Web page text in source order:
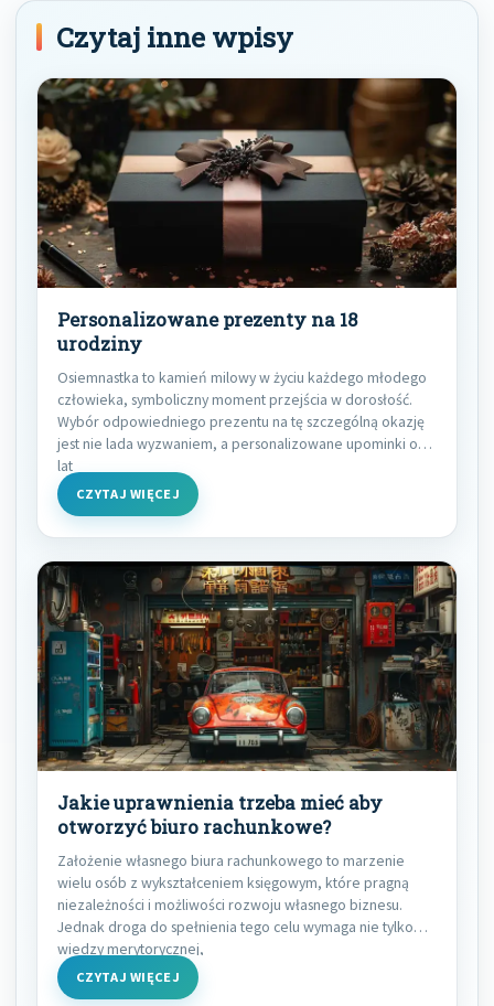
Czytaj inne wpisy
Personalizowane prezenty na 18
urodziny
Osiemnastka to kamień milowy w życiu każdego młodego
człowieka, symboliczny moment przejścia w dorosłość.
Wybór odpowiedniego prezentu na tę szczególną okazję
jest nie lada wyzwaniem, a personalizowane upominki od
lat
CZYTAJ WIĘCEJ
Jakie uprawnienia trzeba mieć aby
otworzyć biuro rachunkowe?
Założenie własnego biura rachunkowego to marzenie
wielu osób z wykształceniem księgowym, które pragną
niezależności i możliwości rozwoju własnego biznesu.
Jednak droga do spełnienia tego celu wymaga nie tylko
wiedzy merytorycznej,
CZYTAJ WIĘCEJ